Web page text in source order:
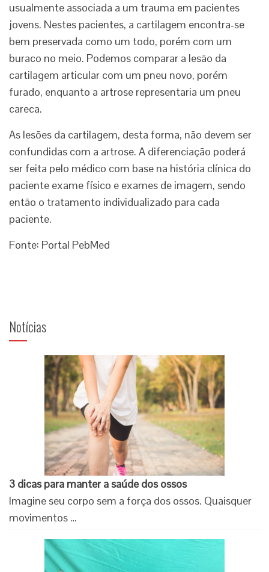
usualmente associada a um trauma em pacientes
jovens. Nestes pacientes, a cartilagem encontra-se
bem preservada como um todo, porém com um
buraco no meio. Podemos comparar a lesão da
cartilagem articular com um pneu novo, porém
furado, enquanto a artrose representaria um pneu
careca.
As lesões da cartilagem, desta forma, não devem ser
confundidas com a artrose. A diferenciação poderá
ser feita pelo médico com base na história clínica do
paciente exame físico e exames de imagem, sendo
então o tratamento individualizado para cada
paciente.
Fonte: Portal PebMed
Notícias
3 dicas para manter a saúde dos ossos
Imagine seu corpo sem a força dos ossos. Quaisquer
movimentos …